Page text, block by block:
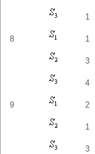
1
8 1
3
4
9 2
1
3